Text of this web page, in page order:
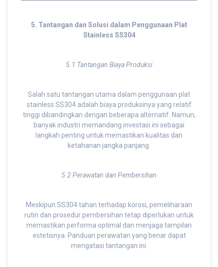
5. Tantangan dan Solusi dalam Penggunaan Plat
Stainless SS304
5.1 Tantangan Biaya Produksi
Salah satu tantangan utama dalam penggunaan plat
stainless SS304 adalah biaya produksinya yang relatif
tinggi dibandingkan dengan beberapa alternatif. Namun,
banyak industri memandang investasi ini sebagai
langkah penting untuk memastikan kualitas dan
ketahanan jangka panjang.
5.2 Perawatan dan Pembersihan
Meskipun SS304 tahan terhadap korosi, pemeliharaan
rutin dan prosedur pembersihan tetap diperlukan untuk
memastikan performa optimal dan menjaga tampilan
estetisnya. Panduan perawatan yang benar dapat
mengatasi tantangan ini.